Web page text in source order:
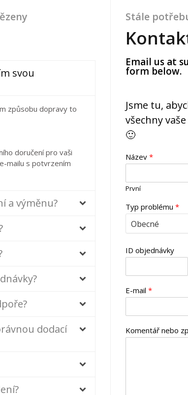
svou
způsobu dopravy to
doručení pro vaši
mailu s potvrzením
a výměnu?
dodací
Stále
Email us at
form below.
Jsme tu,
všechny
🙂
Název *
První
Typ problému *
ID objednávky
E-mail *
Komentář nebo